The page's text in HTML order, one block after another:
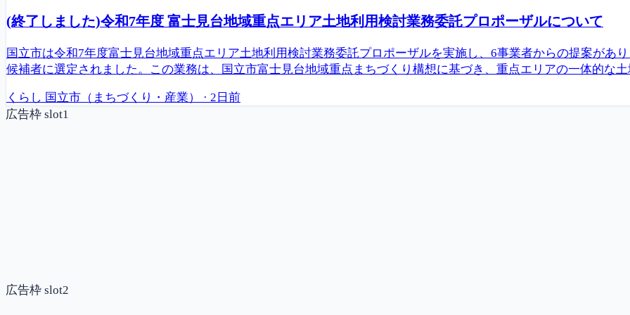
(終了しました)令和7年度 富士見台地域重点エリア土地利用検討業務委託プロポーザルについて
国立市は令和7年度富士見台地域重点エリア土地利用検討業務委託プロポーザルを実施し、6事業者からの提案があ
候補者に選定されました。この業務は、国立市富士見台地域重点まちづくり構想に基づき、重点エリアの一体的な
くらし 国立市（まちづくり・産業） · 2日前
広告枠 slot1
広告枠 slot2